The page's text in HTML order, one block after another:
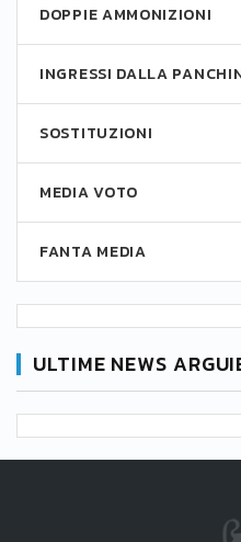
DOPPIE AMMONIZIONI
INGRESSI DALLA
SOSTITUZIONI
MEDIA VOTO
FANTA MEDIA
ULTIME NEWS